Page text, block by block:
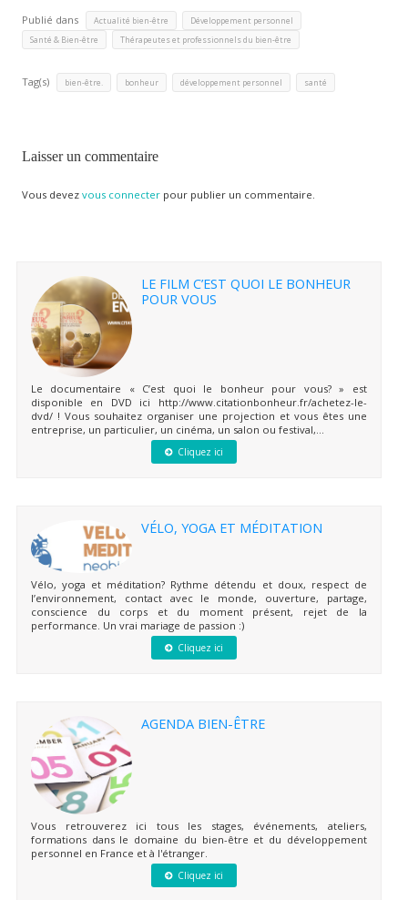
Publié dans Actualité bien-être Développement personnel
Santé & Bien-être Thérapeutes et professionnels du bien-être
Tag(s) bien-être. bonheur développement personnel santé
Laisser un commentaire
Vous devez vous connecterpour publier un commentaire.
LE FILM C’EST QUOI LE BONHEUR
POUR VOUS
Le documentaire « C’est quoi le bonheur pour vous? » est
disponible en DVD ici http://www.citationbonheur.fr/achetez-le-
dvd/ ! Vous souhaitez organiser une projection et vous êtes une
entreprise, un particulier, un cinéma, un salon ou festival,...
Cliquez ici
VÉLO, YOGA ET MÉDITATION
Vélo, yoga et méditation? Rythme détendu et doux, respect de
l’environnement, contact avec le monde, ouverture, partage,
conscience du corps et du moment présent, rejet de la
performance. Un vrai mariage de passion :)
Cliquez ici
AGENDA BIEN-ÊTRE
Vous retrouverez ici tous les stages, événements, ateliers,
formations dans le domaine du bien-être et du développement
personnel en France et à l'étranger.
Cliquez ici